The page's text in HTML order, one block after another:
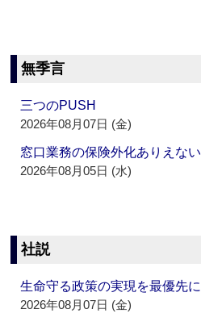
無季言
三つのPUSH
2026年08月07日 (金)
窓口業務の保険外化ありえない
2026年08月05日 (水)
社説
生命守る政策の実現を最優先に
2026年08月07日 (金)